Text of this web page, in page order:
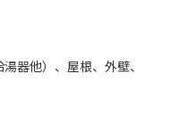
器他）、屋根、外壁、